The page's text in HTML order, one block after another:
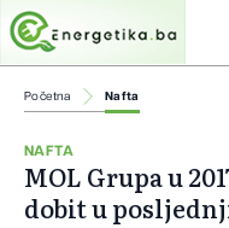
Početna Nafta
NAFTA
MOL Grupa u
dobit u